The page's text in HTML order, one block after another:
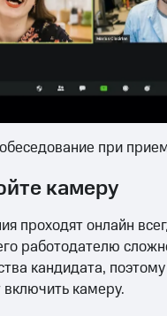
при
камеру
проходят онлайн
работодателю
кандидата,
включить камеру.